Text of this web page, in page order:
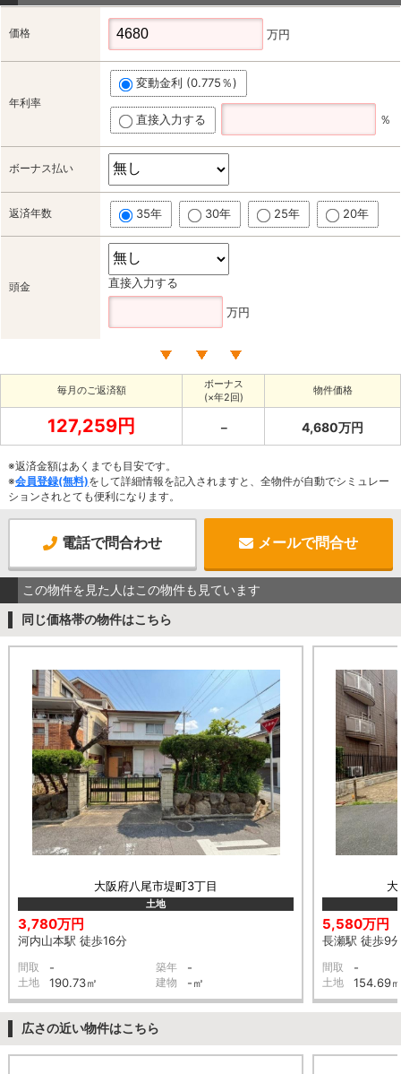
価格 万円
年利率
変動金利 (0.775％)
直接入力する ％
ボーナス払い
返済年数 35年 30年 25年 20年
頭金 直接入力する
万円
毎月のご返済額
ボーナス
(×年2回)
物件価格
127,259円 － 4,680万円
※返済金額はあくまでも目安です。
※会員登録(無料)をして詳細情報を記入されますと、全物件が自動でシミュレー
ションされとても便利になります。
電話で問合わせ メールで問合せ
この物件を見た人はこの物件も見ています
同じ価格帯の物件はこちら
大阪府八尾市堤町3丁目
土地
3,780万円
河内山本駅 徒歩16分
間取 - 築年 -
土地 190.73㎡ 建物 -㎡
5,580万円
長瀬駅 徒歩9
間取 -
土地 154.69
広さの近い物件はこちら